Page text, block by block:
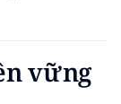
vững